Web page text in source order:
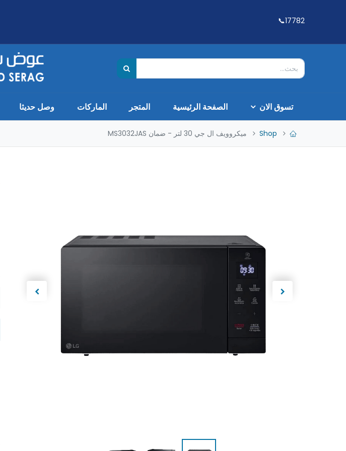
17782📞
تسوق الان الصفحة الرئيسية المتجر الماركات وصل حديثا
Shop ميكروويف ال جي 30 لتر - ضمان MS3032JAS